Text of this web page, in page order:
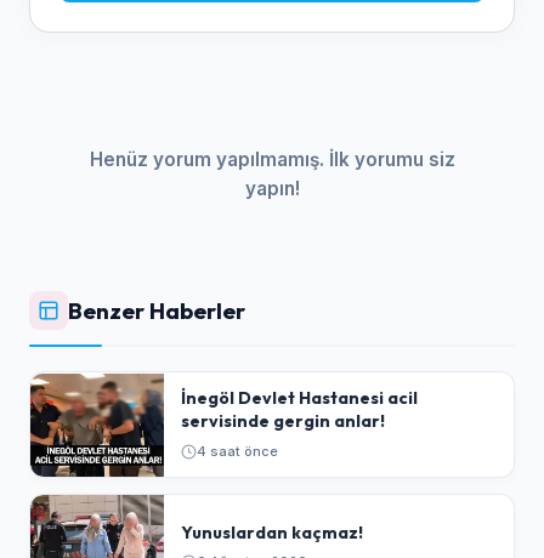
Henüz yorum yapılmamış. İlk yorumu siz
yapın!
Benzer Haberler
İnegöl Devlet Hastanesi acil
servisinde gergin anlar!
4 saat önce
Yunuslardan kaçmaz!